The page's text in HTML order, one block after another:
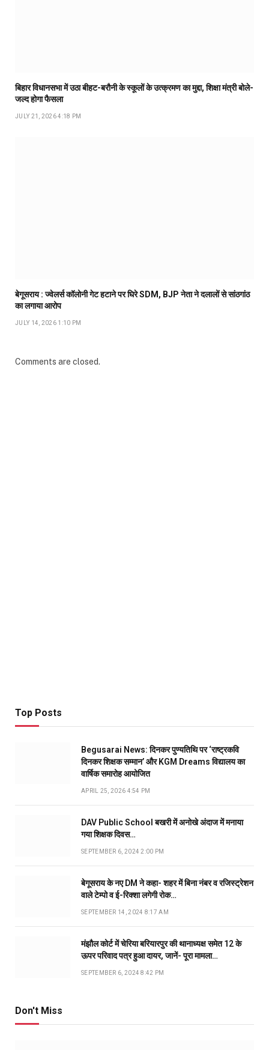
बिहार विधानसभा में उठा बीहट-बरौनी के स्कूलों के उत्क्रमण का मुद्दा, शिक्षा मंत्री बोले-
जल्द होगा फैसला
JULY 21, 2026 4:18 PM
बेगूसराय : ज्वेलर्स कॉलोनी गेट हटाने पर घिरे SDM, BJP नेता ने दलालों से सांठगांठ
का लगाया आरोप
JULY 14, 2026 1:10 PM
Comments are closed.
Top Posts
Begusarai News: दिनकर पुण्यतिथि पर ‘राष्ट्रकवि
दिनकर शिक्षक सम्मान’ और KGM Dreams विद्यालय का
वार्षिक समारोह आयोजित
APRIL 25, 2026 4:54 PM
DAV Public School बखरी में अनोखे अंदाज में मनाया
गया शिक्षक दिवस…
SEPTEMBER 6, 2024 2:00 PM
बेगूसराय के नए DM ने कहा- शहर में बिना नंबर व रजिस्ट्रेशन
वाले टेम्पो व ई-रिक्शा लगेगी रोक…
SEPTEMBER 14, 2024 8:17 AM
मंझौल कोर्ट में चेरिया बरियारपुर की थानाध्यक्ष समेत 12 के
ऊपर परिवाद पत्र हुआ दायर, जानें- पूरा मामला…
SEPTEMBER 6, 2024 8:42 PM
Don't Miss